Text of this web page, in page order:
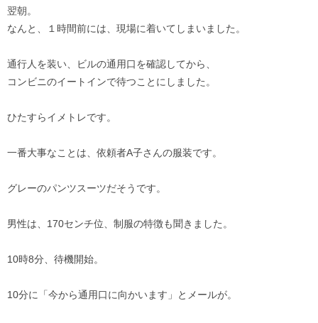
翌朝。
なんと、１時間前には、現場に着いてしまいました。
通行人を装い、ビルの通用口を確認してから、
コンビニのイートインで待つことにしました。
ひたすらイメトレです。
一番大事なことは、依頼者A子さんの服装です。
グレーのパンツスーツだそうです。
男性は、170センチ位、制服の特徴も聞きました。
10時8分、待機開始。
10分に「今から通用口に向かいます」とメールが。